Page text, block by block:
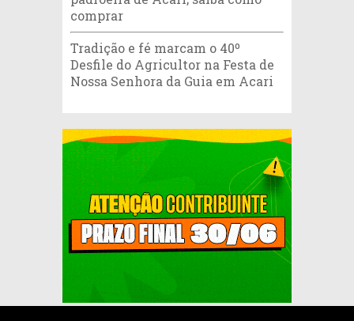
comprar
Tradição e fé marcam o 40º
Desfile do Agricultor na Festa de
Nossa Senhora da Guia em Acari